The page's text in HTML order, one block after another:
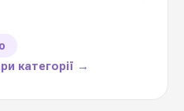
100 %
60 см * 60 см
категорії →